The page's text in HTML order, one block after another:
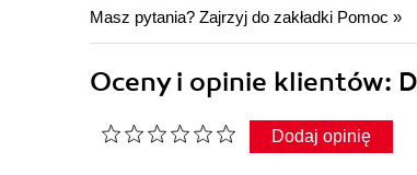
Masz pytania? Zajrzyj do zakładki Pomoc »
Oceny i opinie klientów:
Dodaj opinię